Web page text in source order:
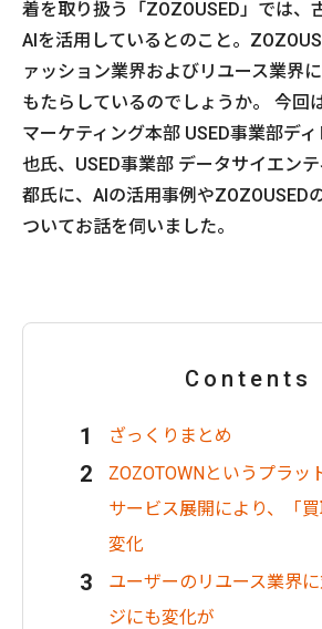
着を取り扱う「ZOZOUSED」では、
AIを活用しているとのこと。
ァッション業界およびリユース業界
もたらしているのでしょうか。 今回
マーケティング本部 USED事業部デ
也氏、USED事業部 データサイエン
都氏に、AIの活用事例やZOZOUSED
ついてお話を伺いました。
Contents
ざっくりまとめ
ZOZOTOWNというプラッ
サービス展開により、「
変化
ユーザーのリユース業界
ジにも変化が